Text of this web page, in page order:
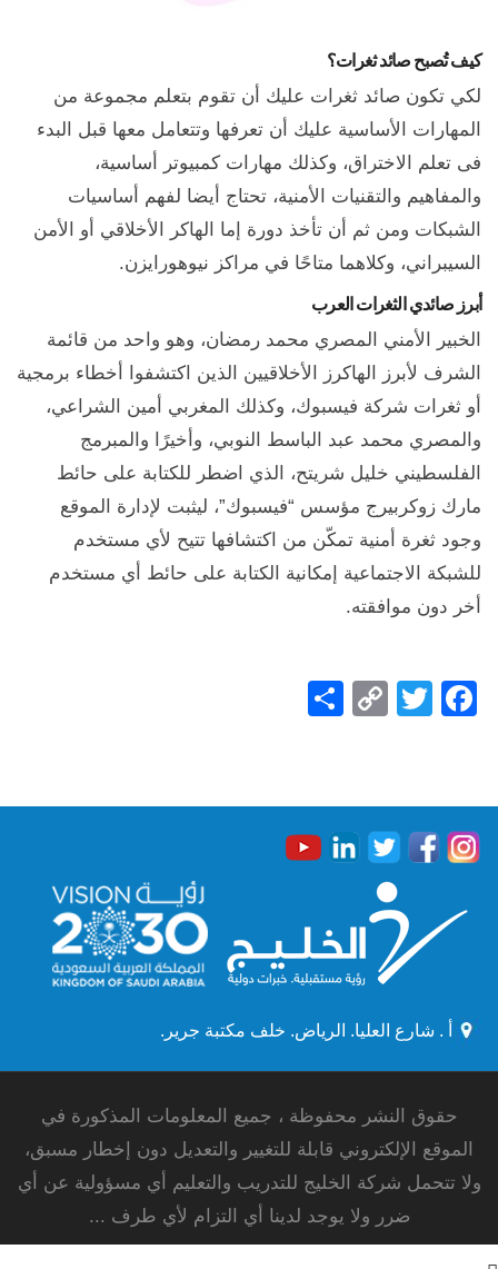
كيف تُصبح صائد ثغرات؟
لكي تكون صائد ثغرات عليك أن تقوم بتعلم مجموعة من
المهارات الأساسية عليك أن تعرفها وتتعامل معها قبل البدء
فى تعلم الاختراق، وكذلك مهارات كمبيوتر أساسية،
والمفاهيم والتقنيات الأمنية، تحتاج أيضا لفهم أساسيات
الشبكات ومن ثم أن تأخذ دورة إما الهاكر الأخلاقي أو الأمن
السيبراني، وكلاهما متاحًا في مراكز نيوهورايزن.
أبرز صائدي الثغرات العرب
الخبير الأمني المصري محمد رمضان، وهو واحد من قائمة
الشرف لأبرز الهاكرز الأخلاقيين الذين اكتشفوا أخطاء برمجية
أو ثغرات شركة فيسبوك، وكذلك المغربي أمين الشراعي،
والمصري محمد عبد الباسط النوبي، وأخيرًا والمبرمج
الفلسطيني خليل شريتح، الذي اضطر للكتابة على حائط
مارك زوكربيرج مؤسس “فيسبوك”، ليثبت لإدارة الموقع
وجود ثغرة أمنية تمكّن من اكتشافها تتيح لأي مستخدم
للشبكة الاجتماعية إمكانية الكتابة على حائط أي مستخدم
أخر دون موافقته.
Facebook
Twitter
Copy
أ . شارع العليا. الرياض. خلف مكتبة جرير.
حقوق النشر محفوظة ، جميع المعلومات المذكورة في
الموقع الإلكتروني قابلة للتغيير والتعديل دون إخطار مسبق،
ولا تتحمل شركة الخليج للتدريب والتعليم أي مسؤولية عن أي
ضرر ولا يوجد لدينا أي التزام لأي طرف ...